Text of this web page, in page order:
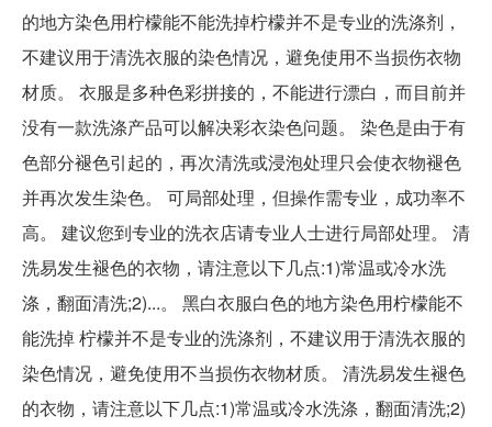
的地方染色用柠檬能不能洗掉柠檬并不是专业的洗涤剂，
不建议用于清洗衣服的染色情况，避免使用不当损伤衣物
材质。 衣服是多种色彩拼接的，不能进行漂白，而目前并
没有一款洗涤产品可以解决彩衣染色问题。 染色是由于有
色部分褪色引起的，再次清洗或浸泡处理只会使衣物褪色
并再次发生染色。 可局部处理，但操作需专业，成功率不
高。 建议您到专业的洗衣店请专业人士进行局部处理。 清
洗易发生褪色的衣物，请注意以下几点:1)常温或冷水洗
涤，翻面清洗;2)...。 黑白衣服白色的地方染色用柠檬能不
能洗掉 柠檬并不是专业的洗涤剂，不建议用于清洗衣服的
染色情况，避免使用不当损伤衣物材质。 清洗易发生褪色
的衣物，请注意以下几点:1)常温或冷水洗涤，翻面清洗;2)